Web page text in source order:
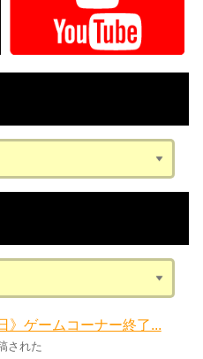
》ゲームコーナー終了...
された